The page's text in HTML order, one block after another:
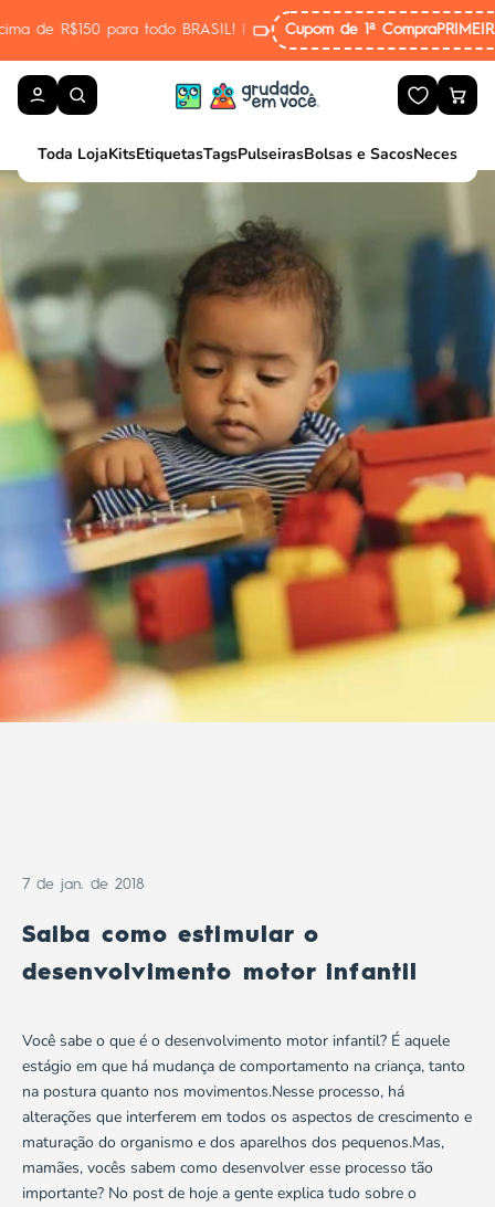
BRASIL! Cupom de 1ª CompraPRIMEIRA10 Frete
Toda LojaKitsEtiquetasTagsPulseirasBolsas e Sacos
7 de jan. de 2018
Saiba como estimular o
desenvolvimento motor infantil
Você sabe o que é o desenvolvimento motor infantil? É aquele
estágio em que há mudança de comportamento na criança, tanto
na postura quanto nos movimentos.Nesse processo, há
alterações que interferem em todos os aspectos de crescimento e
maturação do organismo e dos aparelhos dos pequenos.Mas,
mamães, vocês sabem como desenvolver esse processo tão
importante? No post de hoje a gente explica tudo sobre o